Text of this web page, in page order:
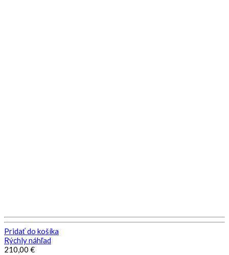
Pridať do košíka
Rýchly náhľad
210,00 €